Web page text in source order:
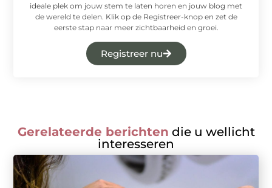
ideale plek om jouw stem te laten horen en jouw blog met
de wereld te delen. Klik op de Registreer-knop en zet de
eerste stap naar meer zichtbaarheid en groei.
Registreer nu
Gerelateerde berichten die u wellicht
interesseren